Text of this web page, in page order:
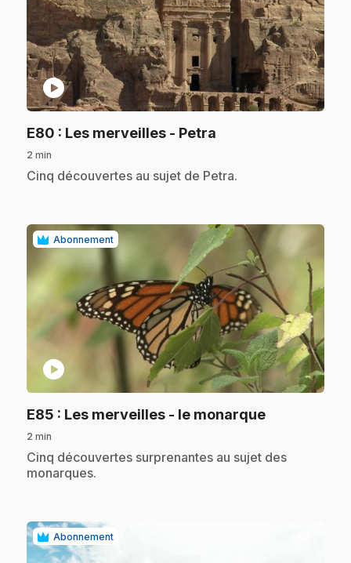
play_circle
E80 : Les merveilles - Petra
2 min
.Cinq découvertes au sujet de Petra.
Abonnement
play_circle
E85 : Les merveilles - le monarque.
2 min
.Cinq découvertes surprenantes au sujet des
monarques.
Abonnement